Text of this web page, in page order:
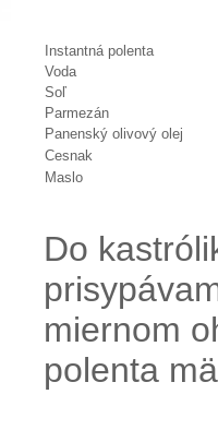
Instantná polenta
Voda
Soľ
Parmezán
Panenský olivový olej
Cesnak
Maslo
Do
miernom
polenta